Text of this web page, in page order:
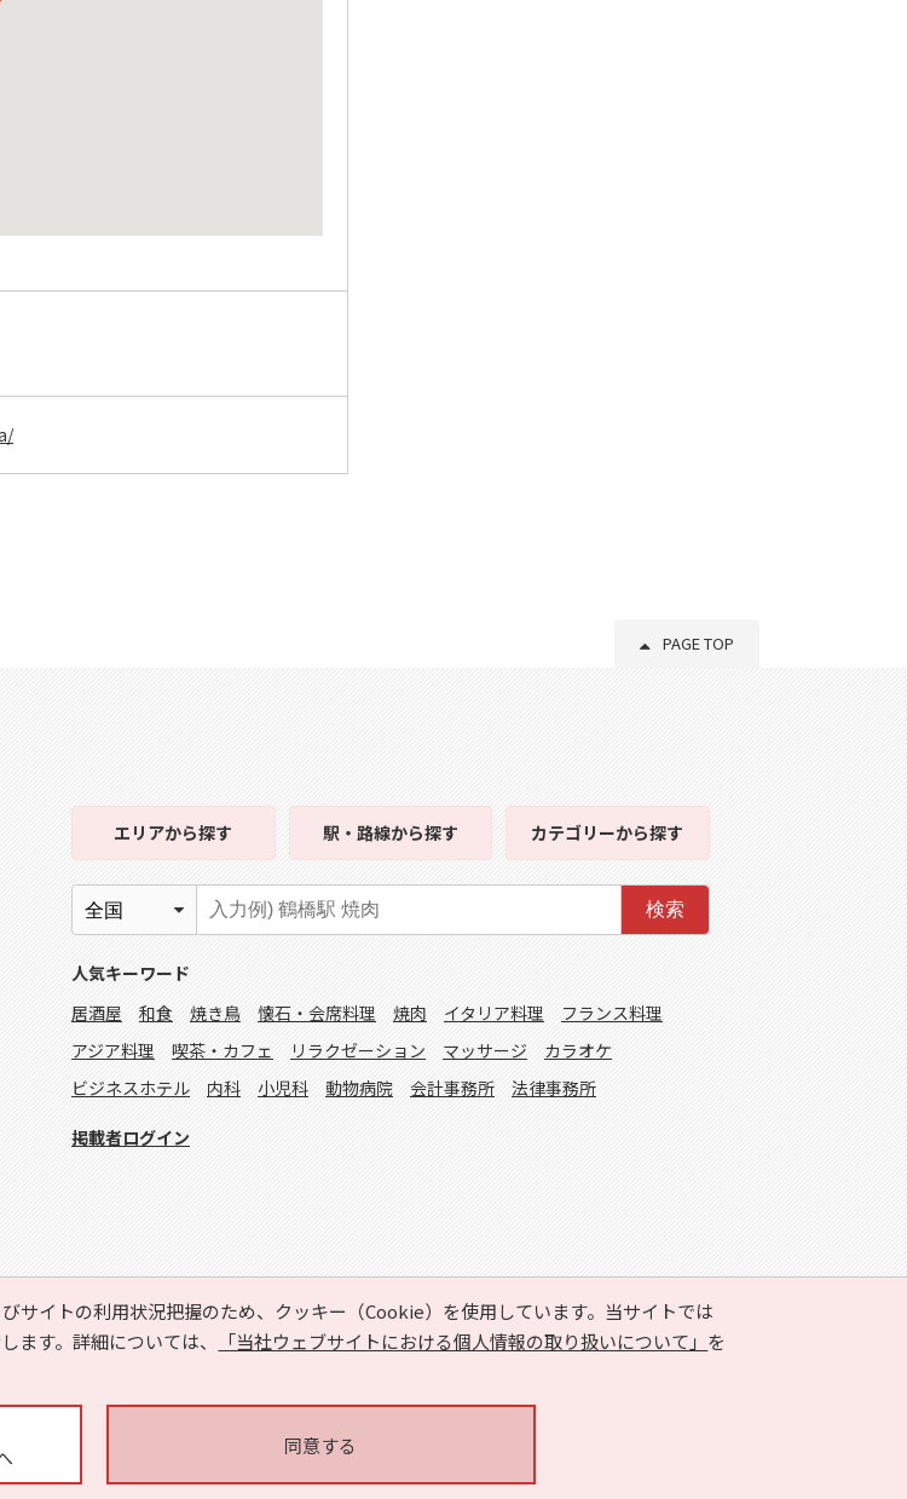
PAGE TOP
サイトの利用状況把握のため、クッキー（Cookie）を使用しています。当サイトでは
ます。詳細については、
「当社ウェブサイトにおける個人情報の取り扱いについて」 を
同意する
エリアから探す 駅・路線から探す カテゴリーから探す
検索
人気キーワード
居酒屋
和食 焼き鳥 懐石・会席料理 焼肉 イタリア料理
フランス料理
アジア料理
喫茶・カフェ リラクゼーション マッサージ
カラオケ
ビジネスホテル
内科 小児科 動物病院 会計事務所 法律事務所
掲載者ログイン
HYOJITO.Co.,Ltd. All Rights Reserved.